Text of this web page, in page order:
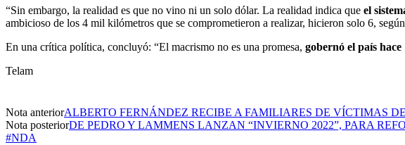
“Sin embargo, la realidad es que no vino ni un solo dólar. La realidad indica que el
ambicioso de los 4 mil kilómetros que se comprometieron a realizar, hicieron solo 6,
En una crítica política, concluyó: “El macrismo no es una promesa, gobernó el país
Telam
Nota anteriorALBERTO FERNÁNDEZ RECIBE A FAMILIARES DE VÍCTIMAS
Nota posteriorDE PEDRO Y LAMMENS LANZAN “INVIERNO 2022”, PARA
#NDA